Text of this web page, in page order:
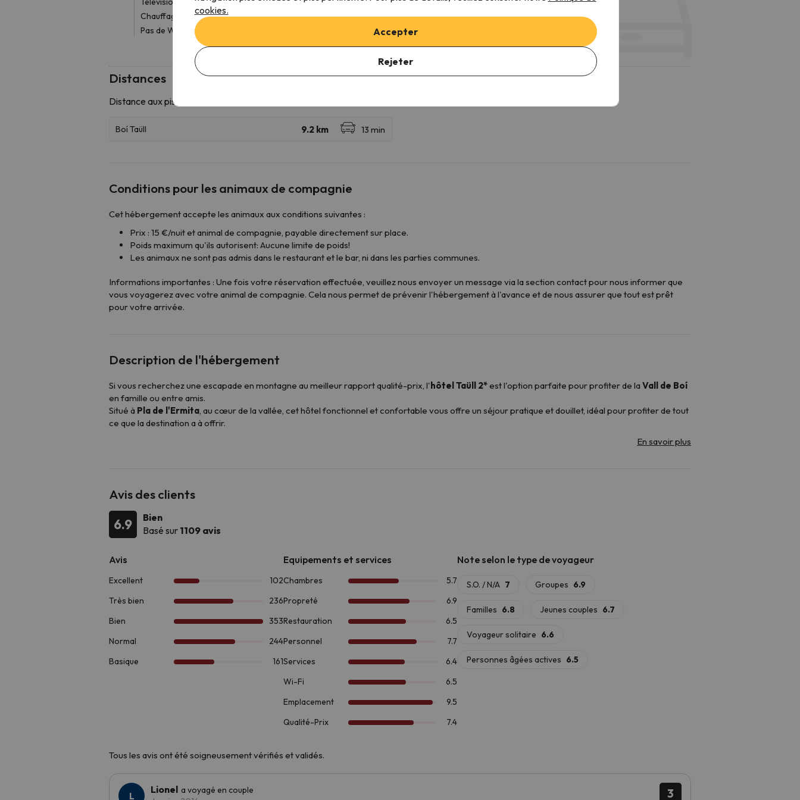
cookies.
Accepter
Rejeter
Chauffage
Pas de Wi-Fi dans les chambres
Douche ou baignoire
Distances
Conditions pour les animaux de compagnie
Cet hébergement accepte les animaux aux conditions suivantes :
Prix : 15 €/nuit et animal de compagnie, payable directement sur place.
Poids maximum qu'ils autorisent: Aucune limite de poids!
Les animaux ne sont pas admis dans le restaurant et le bar, ni dans les parties communes.
Informations importantes : Une fois votre réservation effectuée, veuillez nous envoyer un message via la section contactpour nous informer que
vous voyagerez avec votre animal de compagnie. Cela nous permet de prévenir l'hébergement à l'avance et de nous assurer que tout est prêt
pour votre arrivée.
Si vous recherchez une escapade en montagne au meilleur rapport qualité-prix, l' hôtel Taüll 2*est l'option parfaite pour profiter de laVall de Boí
en famille ou entre amis.
Situé à Pla de l'Ermita, au cœur de la vallée, cet hôtel fonctionnel et confortable vous offre un séjour pratique et douillet, idéal pour profiter de tout
ce que la destination a à offrir.
, ce qui en fait
Pour commencer la journée avec énergie, l'hôtel propose un
profiter du service de
surprendra avec sa cuisine caractéristique.
En été, vous pourrez vous rafraîchir dans la
S'il est une chose qui distingue cette destination, c'est bien le nombre d'activités proposées à tout moment de l'année.
Marmota
Ruta de los Enamorados située dans le magnifiqueparc national d'Aigüestortes y Estany de Sant Maurici
l'établissement. Pour les plus aventureux, la région propose des activités telles que le rafting, le canyoning et la via ferrata
site du patrimoine mondial par l'UNESCO, est une visite incontournable.
Si vous recherchez un hébergement confortable et pratique pour une aventure inoubliable dans les montagnes, l'
choix.
Description de l'hébergement
Avis des clients
6.9
Bien
Basé sur 1109 avis
Tous les avis ont été soigneusement vérifiés et validés.
3
Lionel a voyagé en couple